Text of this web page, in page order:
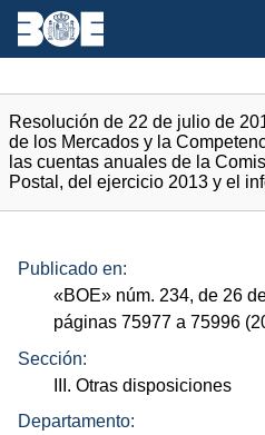
Resolución de 22 de julio de
de los Mercados y la
las cuentas anuales de la
Postal, del ejercicio 2013 y el
Publicado en:
«BOE» núm. 234, de 26
páginas 75977 a 75996
Sección:
III. Otras disposiciones
Departamento: